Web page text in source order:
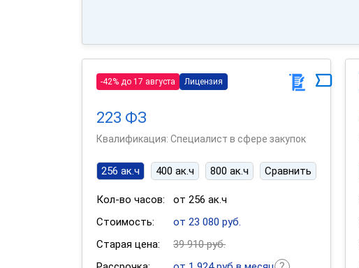
-42% до 17 августа Лицензия
223 ФЗ
Квалификация: Специалист в сфере закупок
256 ак.ч 400 ак.ч 800 ак.ч Сравнить
Кол-во часов:
от 256 ак.ч
Стоимость:
от 23 080 руб.
Старая цена:
39 910 руб.